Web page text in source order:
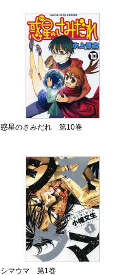
惑星のさみだれ 第10巻
シマウマ 第1巻